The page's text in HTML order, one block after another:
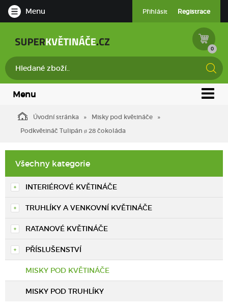
Menu Přihlásit Registrace
0
Menu
Úvodní stránka
Misky pod květináče
Podkvětináč Tulipán ø 28 čokoláda
Všechny kategorie
INTERIÉROVÉ KVĚTINÁČE
TRUHLÍKY A VENKOVNÍ KVĚTINÁČE
RATANOVÉ KVĚTINÁČE
PŘÍSLUŠENSTVÍ
MISKY POD KVĚTINÁČE
MISKY POD TRUHLÍKY